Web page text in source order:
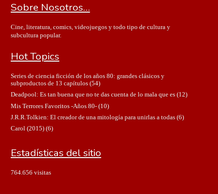
Sobre Nosotros…
Cine, literatura, comics, videojuegos y todo tipo de cultura y
subcultura popular.
Hot Topics
Series de ciencia ficción de los años 80: grandes clásicos y
subproductos de 13 capítulos(54)
Deadpool: Es tan buena que no te das cuenta de lo mala que es(12)
Mis Terrores Favoritos -Años 80-(10)
J.R.R.Tolkien: El creador de una mitología para unirlas a todas(6)
Carol (2015)(6)
Estadísticas del sitio
764.656 visitas